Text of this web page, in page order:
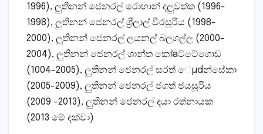
1996), ලුතිනන් ජෙනරල් රොහාන් දලුවත්ත (1996-
1998), ලුතිනන් ජෙනරල් ශ්‍රීලාල් වීරසූරිය (1998-
2000), ලුතිනන් ජෙනරල් ලයනල් බලගල්ල (2000-
2004), ලුතිනන් ජෙනරල් ශාන්ත කෝaට්‌ටේගොඩ
(1004-2005), ලුතිනන් ජෙනරල් සරත් ෙµdන්සේකා
(2005-2009), ලුතිනන් ජෙනරල් ජගත් ජයසූරිය
(2009 -2013), ලුතිනන් ජෙනරල් දයා රත්නායක
(2013 මේ දක්‌වා)